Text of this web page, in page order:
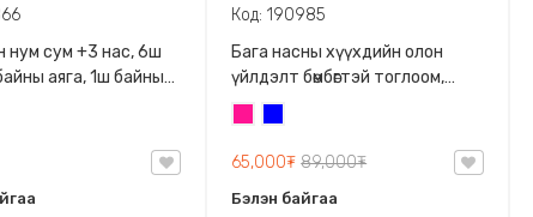
нум сум +3 нас, 6ш
аяга, 1ш байны
Код: 190985
Бага насны хүүхдийн олон
үйлдэлт бөмбөгтэй тоглоом,
Сагс, хөл бөмбөг, гольф тоглох
боломжтой, 1-6 насны
хүүхдүүдэд тохиромжтой,
Шийд хэсэг нь 142 см хүртэл
сунадаг
65,000₮89,000₮
Бэлэн байгаа